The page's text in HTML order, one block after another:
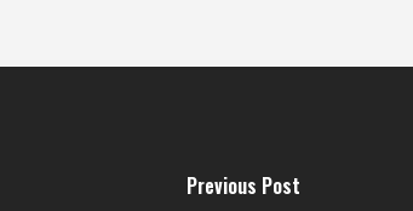
Previous Post